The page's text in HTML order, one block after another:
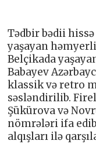
Tədbir bədii
yaşayan
Belçikada
Babayev
klassik və retro
səsləndirilib.
Şükürova və
nömrələri ifa
alqışları ilə